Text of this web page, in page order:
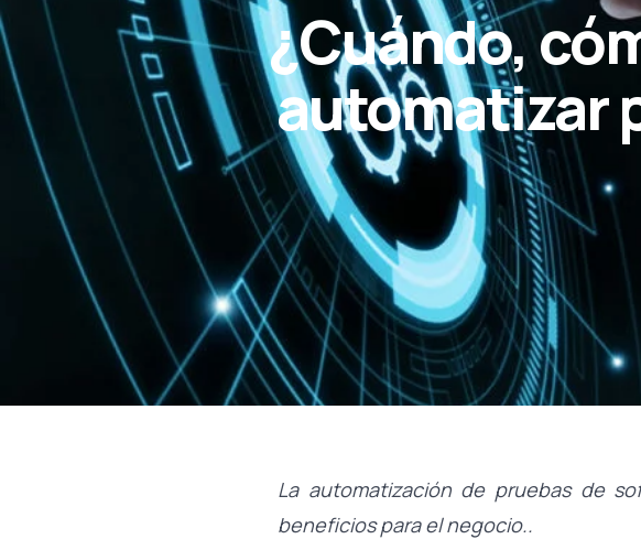
¿Cuándo,
automatizar
La automatización de pruebas de
beneficios para el negocio..